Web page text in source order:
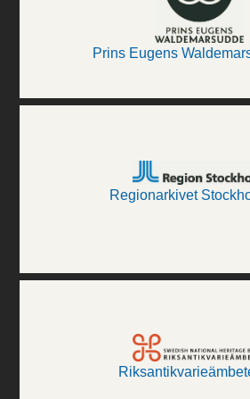
Prins Eugens
Regionarkivet